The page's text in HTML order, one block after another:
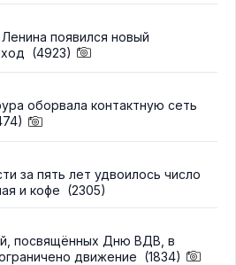
появился новый
(4923)
оборвала контактную сеть
за пять лет удвоилось число
и кофе (2305)
посвящённых Дню ВДВ, в
движение (1834)